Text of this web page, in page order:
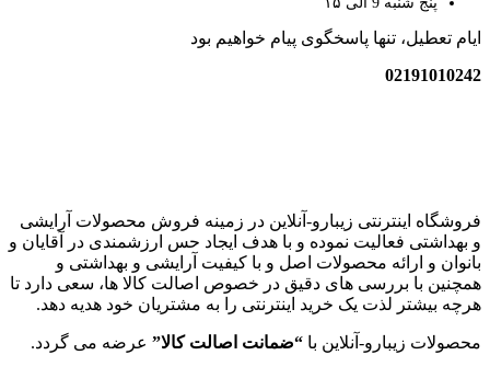
ایام تعطیل، تنها پاسخگوی پیام خواهیم بود
02191010242
فروشگاه اینترنتی زیبارو-آنلاین در زمینه فروش محصولات آرایشی
و بهداشتی فعالیت نموده و با هدف ایجاد حس ارزشمندی در آقایان و
بانوان و ارائه محصولات اصل و با کیفیت آرایشی و بهداشتی و
همچنین با بررسی های دقیق در خصوص اصالت کالا ها، سعی دارد تا
هرچه بیشتر لذت یک خرید اینترنتی را به مشتریان خود هدیه دهد.
محصولات زیبارو-آنلاین با “ضمانت اصالت کالا” عرضه می گردد.